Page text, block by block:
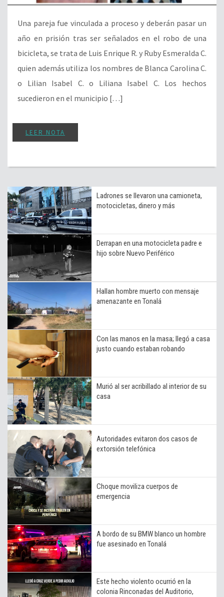
Una pareja fue vinculada a proceso y deberán pasar un
año en prisión tras ser señalados en el robo de una
bicicleta, se trata de Luis Enrique R. y Ruby Esmeralda C.
quien además utiliza los nombres de Blanca Carolina C.
o Lilian Isabel C. o Liliana Isabel C. Los hechos
sucedieron en el municipio […]
LEER NOTA
Ladrones se llevaron una camioneta,
motocicletas, dinero y más
Derrapan en una motocicleta padre e
hijo sobre Nuevo Periférico
Hallan hombre muerto con mensaje
amenazante en Tonalá
Con las manos en la masa; llegó a casa
justo cuando estaban robando
Murió al ser acribillado al interior de su
casa
Autoridades evitaron dos casos de
extorsión telefónica
Choque moviliza cuerpos de
emergencia
A bordo de su BMW blanco un hombre
fue asesinado en Tonalá
Este hecho violento ocurrió en la
colonia Rinconadas del Auditorio,